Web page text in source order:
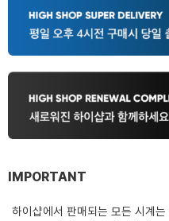
IMPORTANT
하이샵에서 판매되는 모든 시계